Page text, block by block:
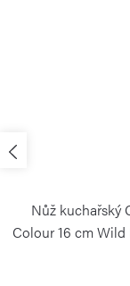
Nůž kuchařský
Colour 16 cm Wild